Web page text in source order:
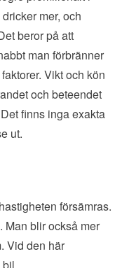
mer, och
beror på att
man förbränner
Vikt och kön
och beteendet
finns inga exakta
ut.
försämras.
Man blir också mer
Vid den här